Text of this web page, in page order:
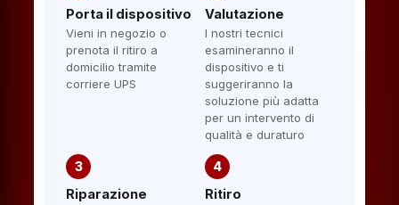
Porta il dispositivo
Vieni in negozio o
prenota il ritiro a
domicilio tramite
corriere UPS
Valutazione
I nostri tecnici
esamineranno il
dispositivo e ti
suggeriranno la
soluzione più adatta
per un intervento di
qualità e duraturo
3
Riparazione
4
Ritiro